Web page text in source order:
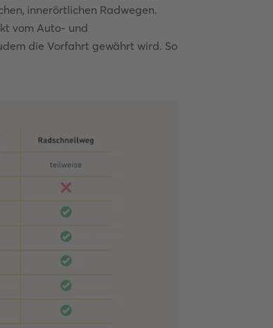
innerörtlichen Radwegen.
vom Auto- und
die Vorfahrt gewährt wird. So